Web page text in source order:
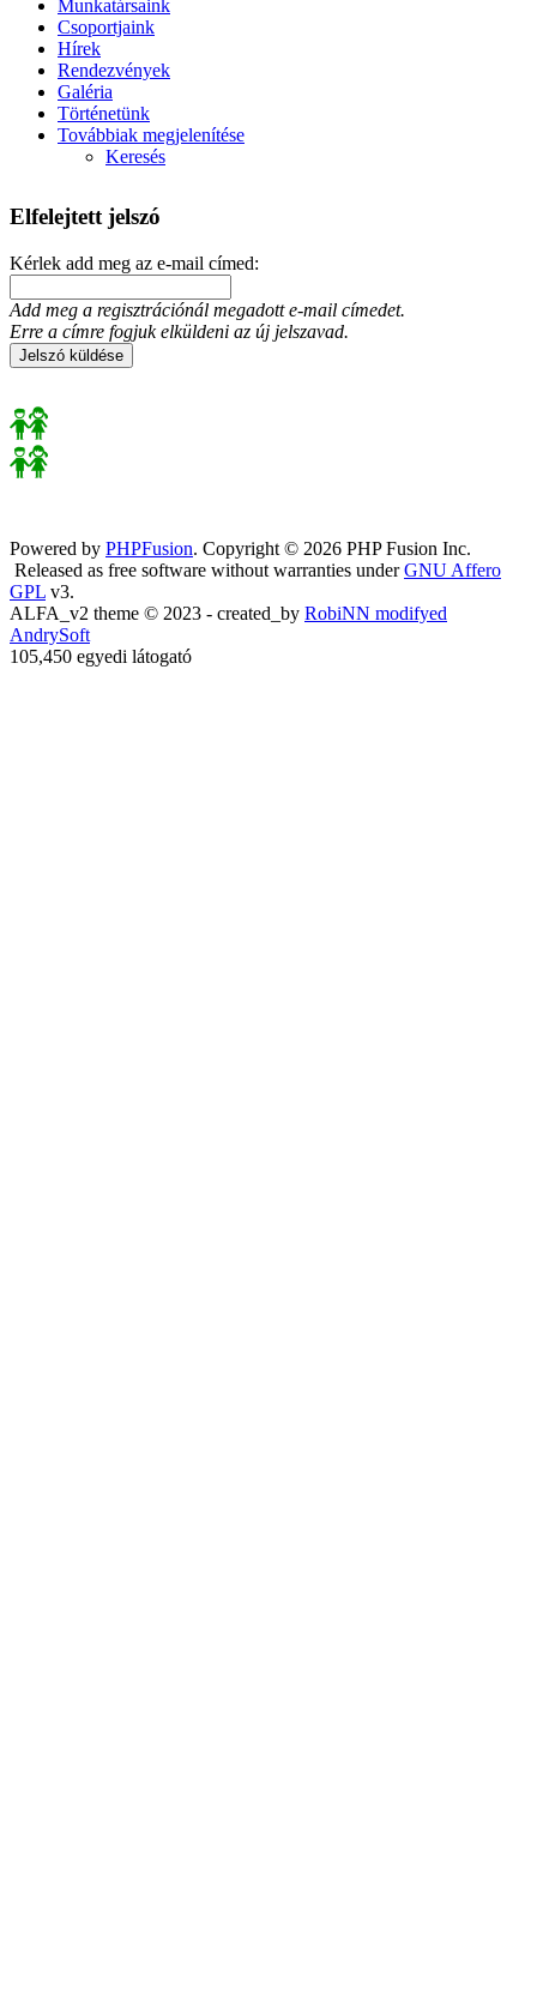
Munkatársaink
Csoportjaink
Hírek
Rendezvények
Galéria
Történetünk
Továbbiak megjelenítése
Keresés
Elfelejtett jelszó
Kérlek add meg az e-mail címed:
Add meg a regisztrációnál megadott e-mail címedet.
Erre a címre fogjuk elküldeni az új jelszavad.
Jelszó küldése
Powered by PHPFusion. Copyright © 2026 PHP Fusion Inc.
Released as free software without warranties underGNU Affero
GPL v3.
ALFA_v2 theme © 2023 - created_by RobiNN modifyed
AndrySoft
105,450 egyedi látogató